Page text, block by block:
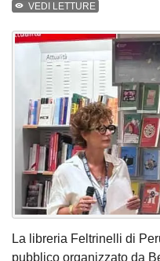
VEDI LETTURE
La libreria Feltrinelli di
pubblico organizzato da